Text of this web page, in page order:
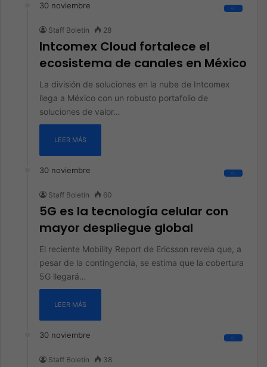
30 noviembre All
Staff Boletín 28
Intcomex Cloud fortalece el
ecosistema de canales en México
La división de soluciones en la nube de Intcomex
llega a México con un robusto portafolio de
soluciones de valor…
LEER MÁS
30 noviembre All
Staff Boletín 60
5G es la tecnología celular con
mayor despliegue global
El reciente Mobility Report de Ericsson revela que, a
pesar de la contingencia, se estima que la cobertura
5G llegará…
LEER MÁS
30 noviembre All
Staff Boletín 38